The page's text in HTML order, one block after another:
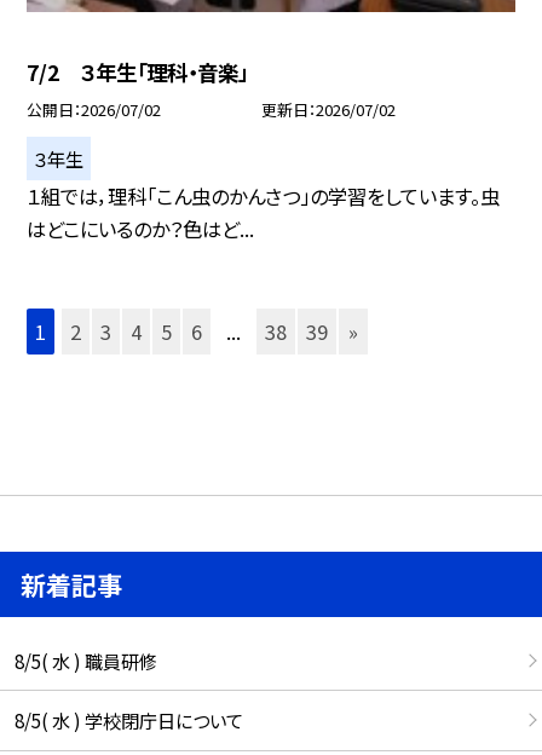
7/2 ３年生「理科・音楽」
公開日 2026/07/02 更新日 2026/07/02
３年生
１組では，理科「こん虫のかんさつ」の学習をしています。虫
はどこにいるのか？色はど...
1 2 3 4 5 6 ... 38 39 »
新着記事
8/5( 水 ) 職員研修
8/5( 水 ) 学校閉庁日について